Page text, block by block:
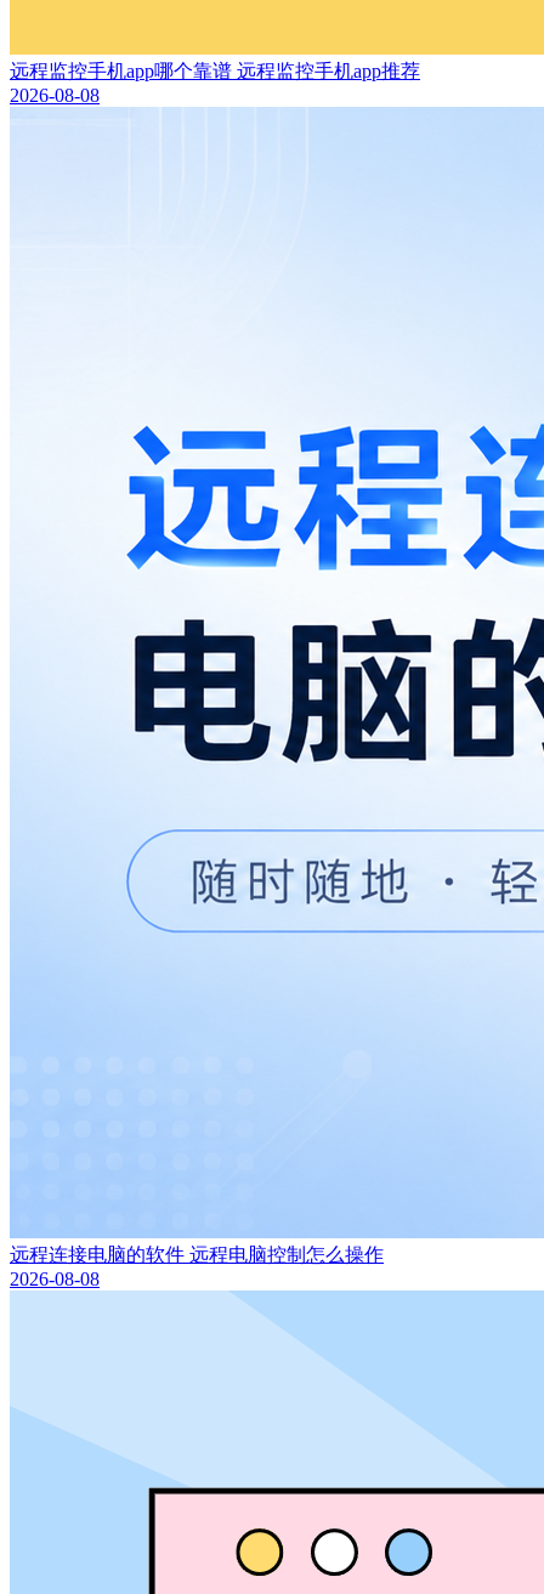
远程监控手机app哪个靠谱 远程监控手机app推荐
2026-08-08
远程连接电脑的软件 远程电脑控制怎么操作
2026-08-08